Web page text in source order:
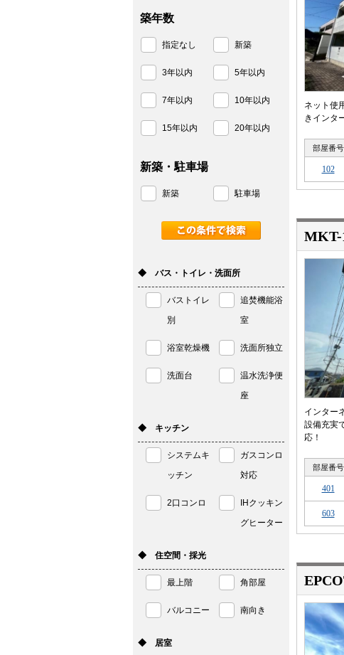
ネット使
きインタ
部屋番号
102
MKT-
インター
設備充実
応！
部屋番号
401
603
築年数
指定なし 新築
3年以内 5年以内
7年以内 10年以内
15年以内 20年以内
新築・駐車場
新築 駐車場
◆ バス・トイレ・洗面所
バストイレ
別
追焚機能浴
室
浴室乾燥機 洗面所独立
洗面台
温水洗浄便
座
◆ キッチン
システムキ
ッチン
ガスコンロ
対応
2口コンロ
IHクッキン
グヒーター
◆ 住空間・採光
最上階 角部屋
バルコニー 南向き
◆ 居室